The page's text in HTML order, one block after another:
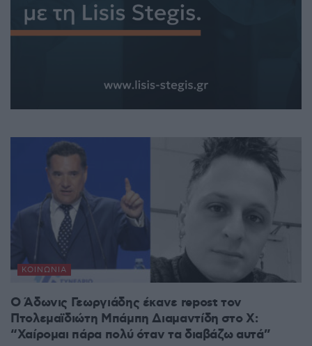
ΚΟΙΝΩΝΊΑ
Ο Άδωνις Γεωργιάδης έκανε repost τον
Πτολεμαϊδιώτη Μπάμπη Διαμαντίδη στο X:
“Χαίρομαι πάρα πολύ όταν τα διαβάζω αυτά”